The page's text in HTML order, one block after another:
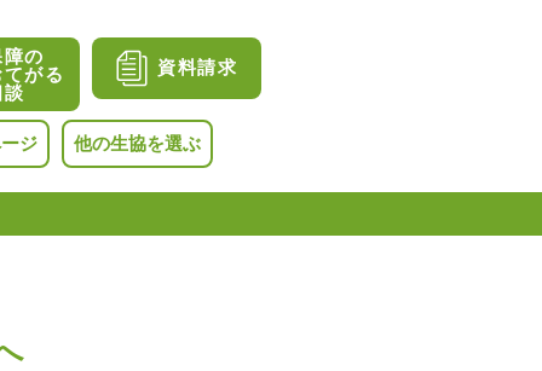
ジ 他の生協を選ぶ
障の
てがる
談
資料請求